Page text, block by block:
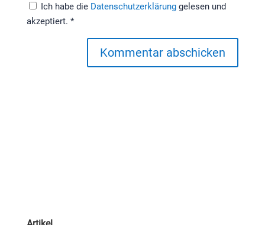
Ich habe die Datenschutzerklärung gelesen und
akzeptiert. *
Kommentar abschicken